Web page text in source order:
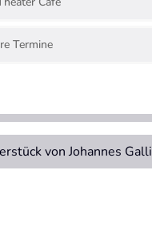
Termine
von Johannes Galli